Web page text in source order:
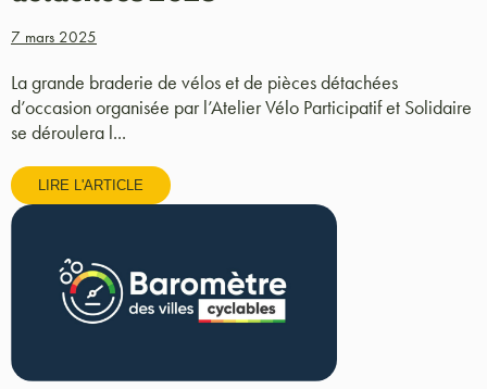
7 mars 2025
La grande braderie de vélos et de pièces détachées
d’occasion organisée par l’Atelier Vélo Participatif et Solidaire
se déroulera l...
LIRE L'ARTICLE